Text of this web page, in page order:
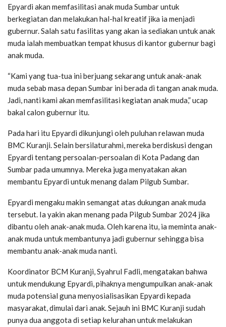
Epyardi akan memfasilitasi anak muda Sumbar untuk
berkegiatan dan melakukan hal-hal kreatif jika ia menjadi
gubernur. Salah satu fasilitas yang akan ia sediakan untuk anak
muda ialah membuatkan tempat khusus di kantor gubernur bagi
anak muda.
“Kami yang tua-tua ini berjuang sekarang untuk anak-anak
muda sebab masa depan Sumbar ini berada di tangan anak muda.
Jadi, nanti kami akan memfasilitasi kegiatan anak muda,” ucap
bakal calon gubernur itu.
Pada hari itu Epyardi dikunjungi oleh puluhan relawan muda
BMC Kuranji. Selain bersilaturahmi, mereka berdiskusi dengan
Epyardi tentang persoalan-persoalan di Kota Padang dan
Sumbar pada umumnya. Mereka juga menyatakan akan
membantu Epyardi untuk menang dalam Pilgub Sumbar.
Epyardi mengaku makin semangat atas dukungan anak muda
tersebut. Ia yakin akan menang pada Pilgub Sumbar 2024 jika
dibantu oleh anak-anak muda. Oleh karena itu, ia meminta anak-
anak muda untuk membantunya jadi gubernur sehingga bisa
membantu anak-anak muda nanti.
Koordinator BCM Kuranji, Syahrul Fadli, mengatakan bahwa
untuk mendukung Epyardi, pihaknya mengumpulkan anak-anak
muda potensial guna menyosialisasikan Epyardi kepada
masyarakat, dimulai dari anak. Sejauh ini BMC Kuranji sudah
punya dua anggota di setiap kelurahan untuk melakukan